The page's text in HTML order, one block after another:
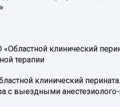
клинический
терапии
клинический
с выездными